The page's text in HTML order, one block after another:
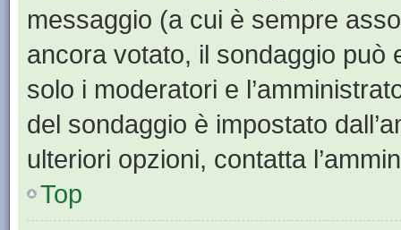
messaggio (a cui è sempre
ancora votato, il sondaggio può
solo i moderatori e
del sondaggio è impostato
ulteriori opzioni, contatta
Top